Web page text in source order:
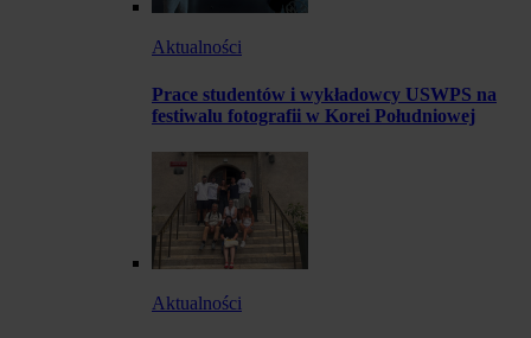
Aktualności
Prace studentów i wykładowcy USWPS na
festiwalu fotografii w Korei Południowej
Aktualności